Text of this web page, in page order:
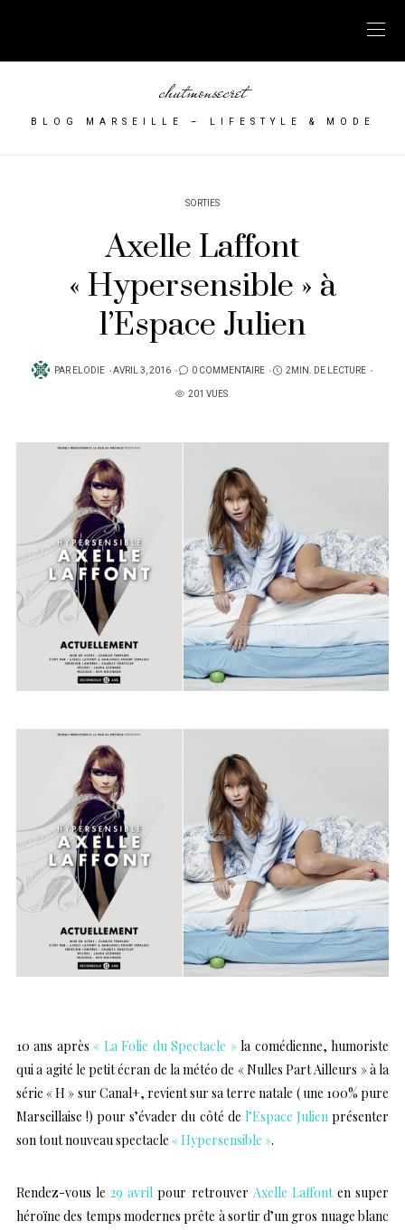
chutmonsecret
BLOG MARSEILLE – LIFESTYLE & MODE
SORTIES
Axelle Laffont
« Hypersensible » à
l’Espace Julien
PAR ELODIE
PUBLIÉ
AVRIL 3, 2016 0 COMMENTAIRE
2MIN. DE LECTURE
201 VUES
10 ans après« La Folie du Spectacle »la comédienne, humoriste
qui a agité le petit écran de la météo de « Nulles Part Ailleurs » à la
série « H » sur Canal+, revient sur sa terre natale ( une 100% pure
Marseillaise !) pour s’évader du côté de l’Espace Julienprésenter
son tout nouveau spectacle « Hypersensible ».
Rendez-vous le29 avril pour retrouver Axelle Laffonten super
héroïne des temps modernes prête à sortir d’un gros nuage blanc